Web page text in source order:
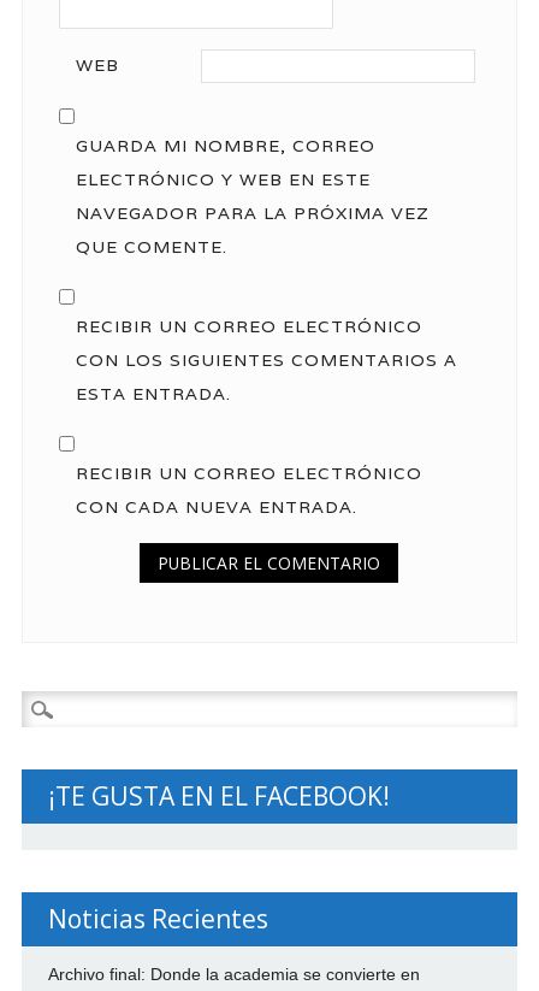
WEB
GUARDA MI NOMBRE, CORREO
ELECTRÓNICO Y WEB EN ESTE
NAVEGADOR PARA LA PRÓXIMA VEZ
QUE COMENTE.
RECIBIR UN CORREO ELECTRÓNICO
CON LOS SIGUIENTES COMENTARIOS A
ESTA ENTRADA.
RECIBIR UN CORREO ELECTRÓNICO
CON CADA NUEVA ENTRADA.
Buscar:
¡TE GUSTA EN EL FACEBOOK!
Noticias Recientes
Archivo final: Donde la academia se convierte en